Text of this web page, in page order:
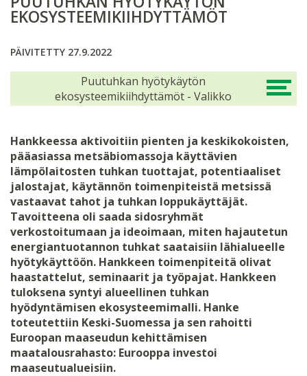
EKOSYSTEEMIKIIHDYTTÄMÖT
PÄIVITETTY 27.9.2022
Hankkeessa aktivoitiin pienten ja keskikokoisten,
pääasiassa metsäbiomassoja käyttävien
lämpölaitosten tuhkan tuottajat, potentiaaliset
jalostajat, käytännön toimenpiteistä metsissä
vastaavat tahot ja tuhkan loppukäyttäjät.
Tavoitteena oli saada sidosryhmät
verkostoitumaan ja ideoimaan, miten hajautetun
energiantuotannon tuhkat saataisiin lähialueelle
hyötykäyttöön. Hankkeen toimenpiteitä olivat
haastattelut, seminaarit ja työpajat. Hankkeen
tuloksena syntyi alueellinen tuhkan
hyödyntämisen ekosysteemimalli. Hanke
toteutettiin Keski-Suomessa ja sen rahoitti
Euroopan maaseudun kehittämisen
maatalousrahasto: Eurooppa investoi
maaseutualueisiin.
Puutuhkan hyötykäytön
ekosysteemikiihdyttämöt - Valikko